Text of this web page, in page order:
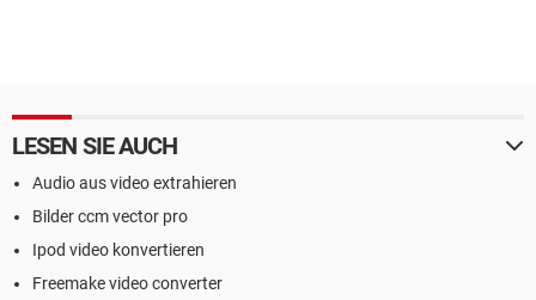
LESEN SIE AUCH
Audio aus video extrahieren
Bilder ccm vector pro
Ipod video konvertieren
Freemake video converter